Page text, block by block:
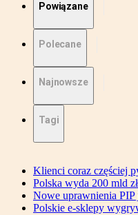
Powiązane
Polecane
Najnowsze
Tagi
Klienci coraz częściej
Polska wyda 200 mld
Nowe uprawnienia PIP
Polskie e-sklepy